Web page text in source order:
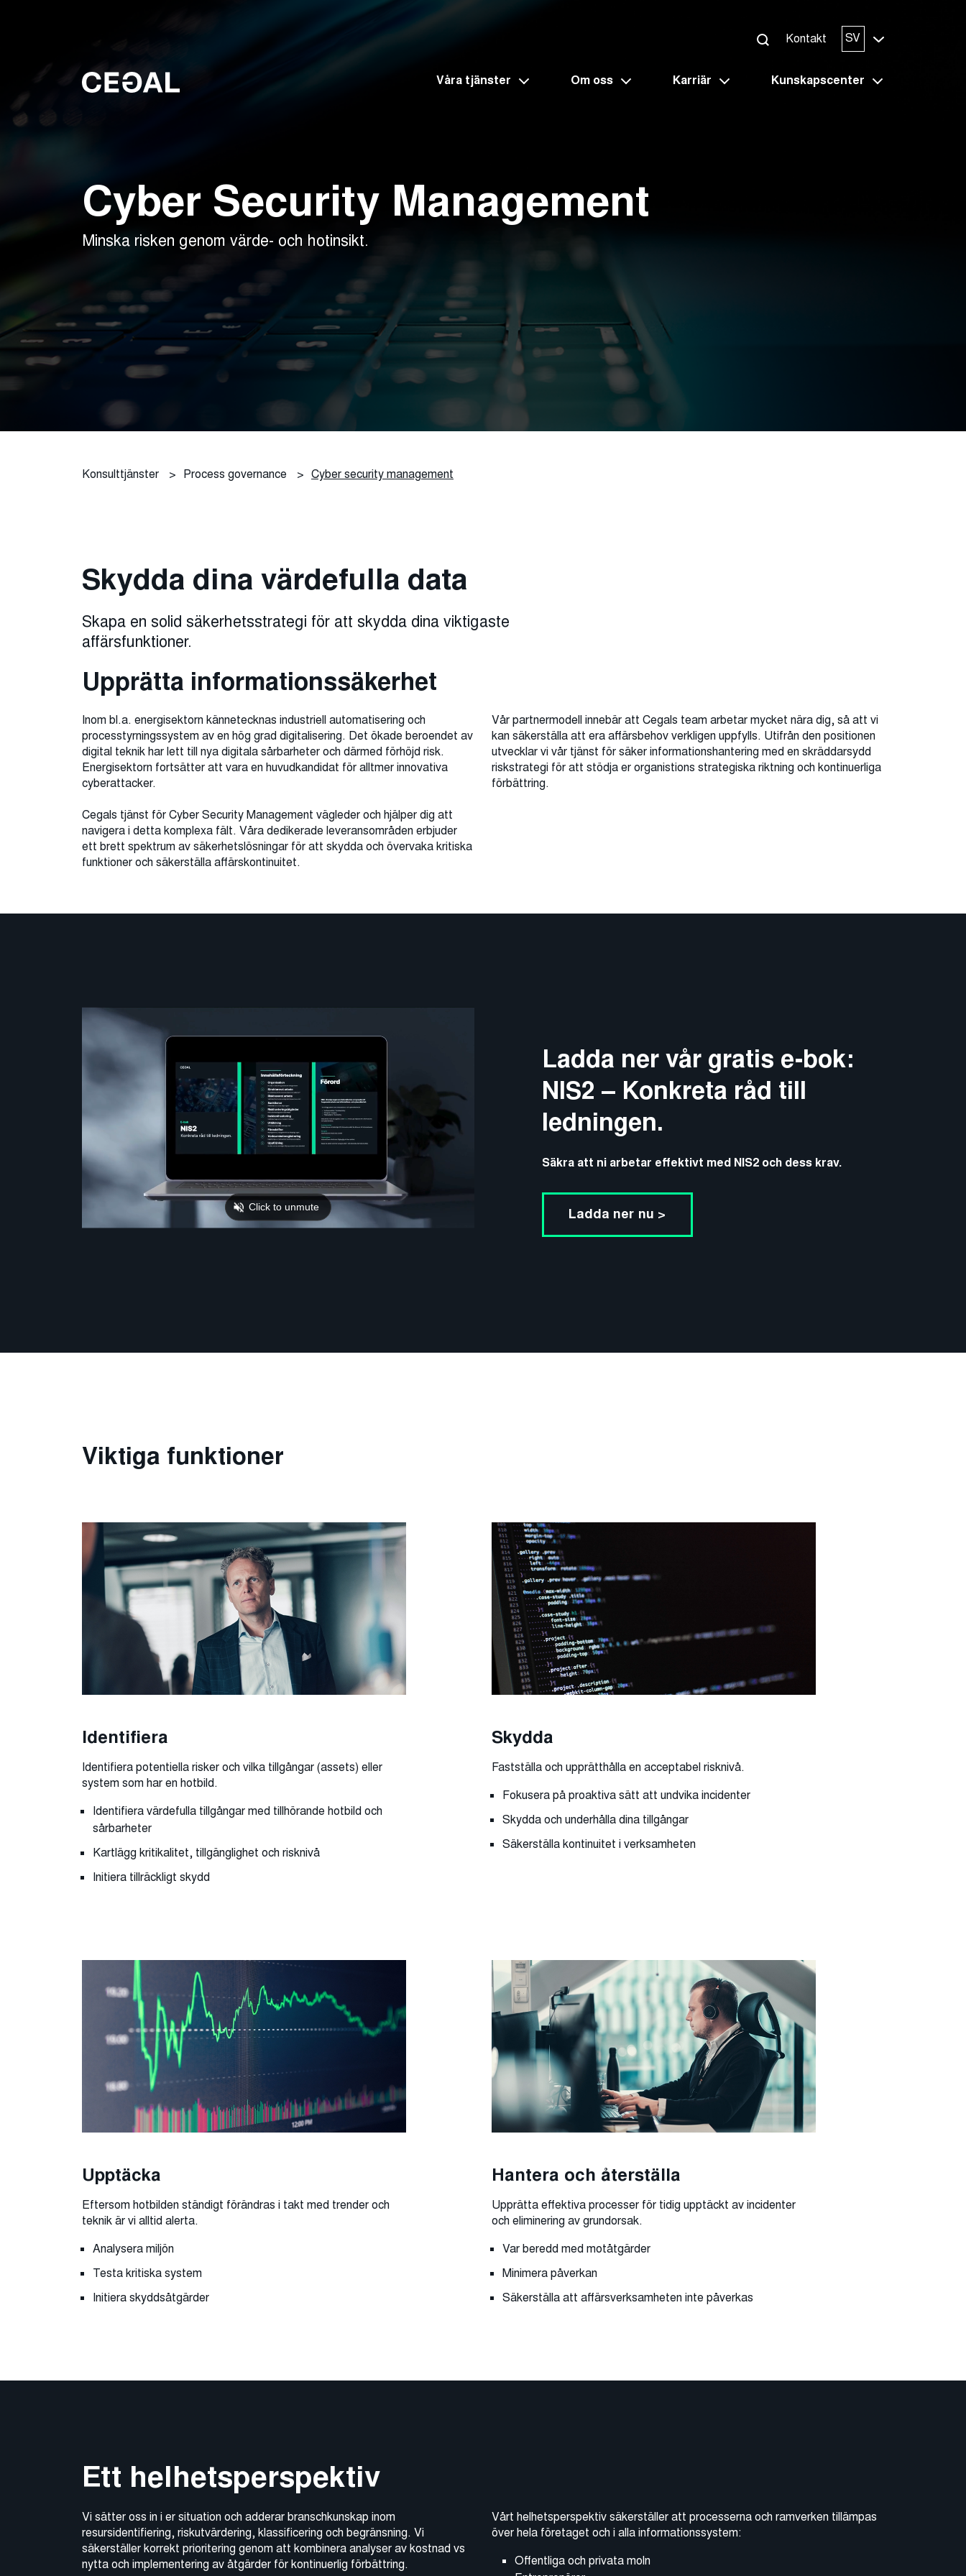
Kontakt SV
Våra tjänster Om oss Karriär Kunskapscenter
Cyber Security Management
Minska risken genom värde- och hotinsikt.
Konsulttjänster > Process governance > Cyber security management
Skydda dina värdefulla data
Skapa en solid säkerhetsstrategi för att skydda dina viktigaste
affärsfunktioner.
Upprätta informationssäkerhet
Inom bl.a. energisektorn kännetecknas industriell automatisering och
processtyrningssystem av en hög grad digitalisering. Det ökade beroendet av
digital teknik har lett till nya digitala sårbarheter och därmed förhöjd risk.
Energisektorn fortsätter att vara en huvudkandidat för alltmer innovativa
cyberattacker.
Cegals tjänst för Cyber Security Management vägleder och hjälper dig att
navigera i detta komplexa fält. Våra dedikerade leveransområden erbjuder
ett brett spektrum av säkerhetslösningar för att skydda och övervaka kritiska
funktioner och säkerställa affärskontinuitet.
Vår partnermodell innebär att Cegals team arbetar mycket nära dig, så att vi
kan säkerställa att era affärsbehov verkligen uppfylls. Utifrån den positionen
utvecklar vi vår tjänst för säker informationshantering med en skräddarsydd
riskstrategi för att stödja er organistions strategiska riktning och kontinuerliga
förbättring.
Ladda ner vår gratis e-bok:
NIS2 – Konkreta råd till
ledningen.
Säkra att ni arbetar effektivt med NIS2 och dess krav.
Ladda ner nu >
Viktiga funktioner
Identifiera
Identifiera potentiella risker och vilka tillgångar (assets) eller
system som har en hotbild.
Identifiera värdefulla tillgångar med tillhörande hotbild och
sårbarheter
Kartlägg kritikalitet, tillgänglighet och risknivå
Initiera tillräckligt skydd
Skydda
Fastställa och upprätthålla en acceptabel risknivå.
Fokusera på proaktiva sätt att undvika incidenter
Skydda och underhålla dina tillgångar
Säkerställa kontinuitet i verksamheten
Upptäcka
Eftersom hotbilden ständigt förändras i takt med trender och
teknik är vi alltid alerta.
Analysera miljön
Testa kritiska system
Initiera skyddsåtgärder
Hantera och återställa
Upprätta effektiva processer för tidig upptäckt av incidenter
och eliminering av grundorsak.
Var beredd med motåtgärder
Minimera påverkan
Säkerställa att affärsverksamheten inte påverkas
Ett helhetsperspektiv
Vi sätter oss in i er situation och adderar branschkunskap inom
resursidentifiering, riskutvärdering, klassificering och begränsning. Vi
säkerställer korrekt prioritering genom att kombinera analyser av kostnad vs
nytta och implementering av åtgärder för kontinuerlig förbättring.
Vårt helhetsperspektiv säkerställer att processerna och ramverken tillämpas
över hela företaget och i alla informationssystem:
Offentliga och privata moln